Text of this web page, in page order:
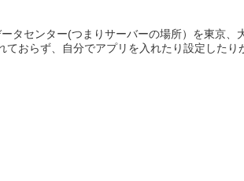
タセンター(つまりサーバーの場所）を東京、
おらず、自分でアプリを入れたり設定したり